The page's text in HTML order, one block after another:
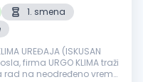
1. smena
UREĐAJA (ISKUSAN
firma URGO KLIMA traži
na neodređeno vreme.